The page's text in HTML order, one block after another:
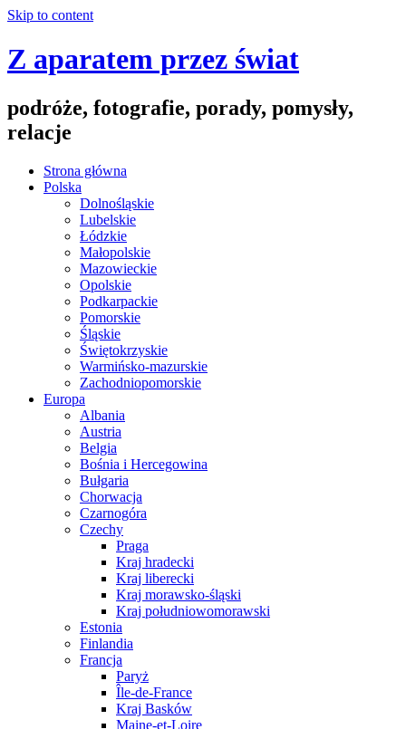
Skip to content
Z aparatem przez świat
podróże, fotografie, porady, pomysły,
relacje
Strona główna
Polska
Dolnośląskie
Lubelskie
Łódzkie
Małopolskie
Mazowieckie
Opolskie
Podkarpackie
Pomorskie
Śląskie
Świętokrzyskie
Warmińsko-mazurskie
Zachodniopomorskie
Europa
Albania
Austria
Belgia
Bośnia i Hercegowina
Bułgaria
Chorwacja
Czarnogóra
Czechy
Praga
Kraj hradecki
Kraj liberecki
Kraj morawsko-śląski
Kraj południowomorawski
Estonia
Finlandia
Francja
Paryż
Île-de-France
Kraj Basków
Maine-et-Loire